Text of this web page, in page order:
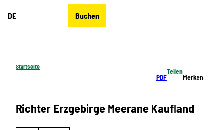
DE Buchen
Startseite
PDF
Teilen
Merken
Richter Erzgebirge Meerane Kaufland